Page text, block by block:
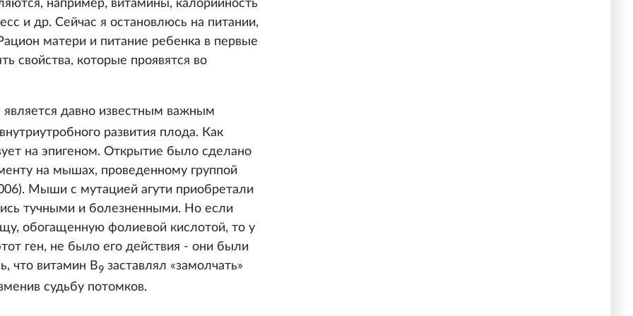
например, витамины, калорийность
и др. Сейчас я остановлюсь на питании,
матери и питание ребенка в первые
свойства, которые проявятся во
является давно известным важным
развития плода. Как
на эпигеном. Открытие было сделано
на мышах, проведенному группой
Мыши с мутацией агути приобретали
тучными и болезненными. Но если
обогащенную фолиевой кислотой, то у
ген, не было его действия - они были
что витамин В9 заставлял «замолчать»
судьбу потомков.